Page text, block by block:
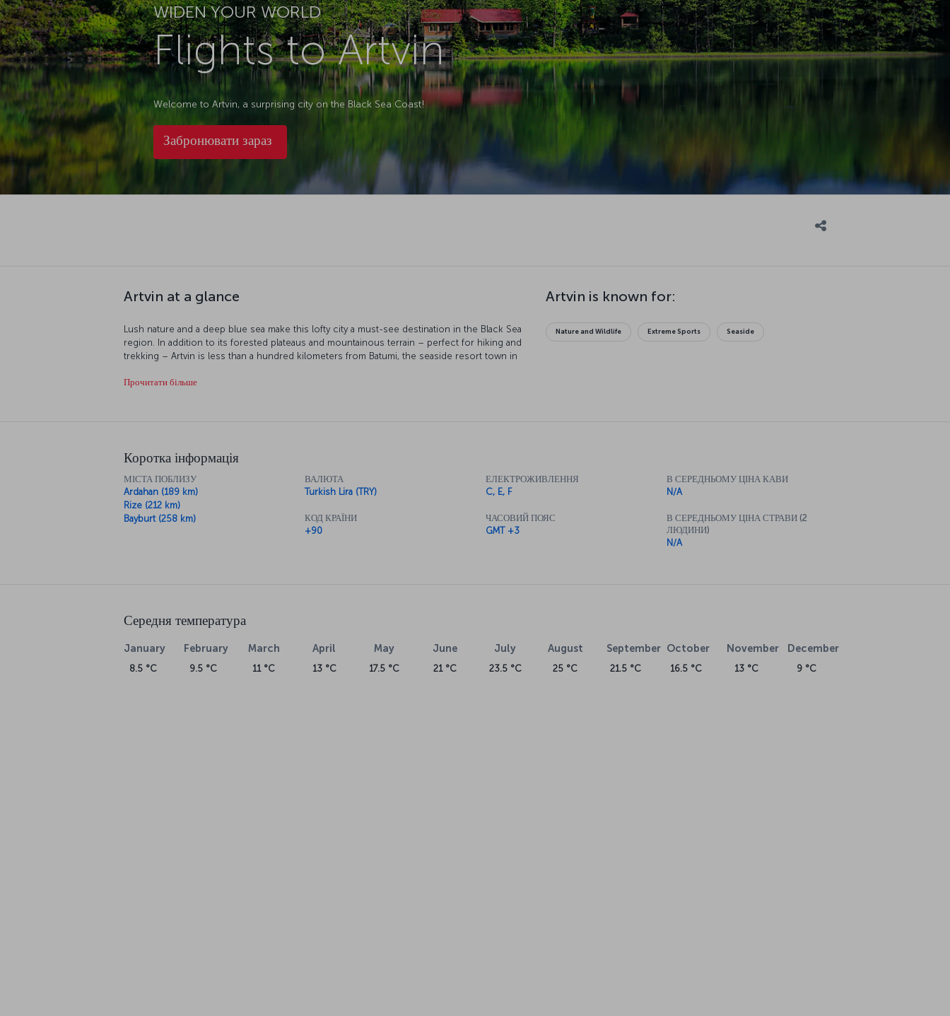
WIDEN YOUR WORLD
Flights to Artvin
Welcome to Artvin, a surprising city on the Black Sea Coast!
Забронювати зараз
Artvin at a glance
Lush nature and a deep blue sea make this lofty city a must-see destination in the Black Sea
region. In addition to its forested plateaus and mountainous terrain – perfect for hiking and
trekking – Artvin is less than a hundred kilometers from Batumi, the seaside resort town in
wonders such as Şavşat Karagöl and the Arsiyan Plateau, tour historical values such as Livana
Castle and the Ardanuç New Rabat Church, and dine on local delicacies!
For a brand-new story: Purchase a ticket to Artvin now
Turkish Airlines operates direct flights to Rize-Artvin Airport from the airports in Istanbul and
Прочитати більше
Artvin is known for:
Nature and Wildlife Extreme Sports Seaside
Коротка інформація
МІСТА ПОБЛИЗУ
Ardahan (189 km)
Rize (212 km)
Bayburt (258 km)
ВАЛЮТА
Turkish Lira (TRY)
КОД КРАЇНИ
+90
ЕЛЕКТРОЖИВЛЕННЯ
C, E, F
ЧАСОВИЙ ПОЯС
GMT +3
В СЕРЕДНЬОМУ ЦІНА КАВИ
N/A
В СЕРЕДНЬОМУ ЦІНА СТРАВИ (2
ЛЮДИНИ)
N/A
Середня температура
January
8.5 °C
February
9.5 °C
March
11 °C
April
13 °C
May
17.5 °C
June
21 °C
July
23.5 °C
August
25 °C
September
21.5 °C
October
16.5 °C
November
13 °C
December
9 °C